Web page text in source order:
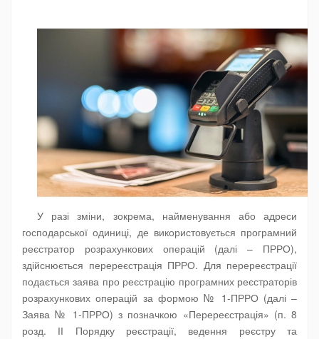
У разі зміни, зокрема, найменування або адреси
господарської одиниці, де використовується програмний
реєстратор розрахункових операцій (далі – ПРРО),
здійснюється перереєстрація ПРРО. Для перереєстрації
подається заява про реєстрацію програмних реєстраторів
розрахункових операцій за формою № 1-ПРРО (далі –
Заява № 1-ПРРО) з позначкою «Перереєстрація» (п. 8
розд. ІІ Порядку реєстрації, ведення реєстру та